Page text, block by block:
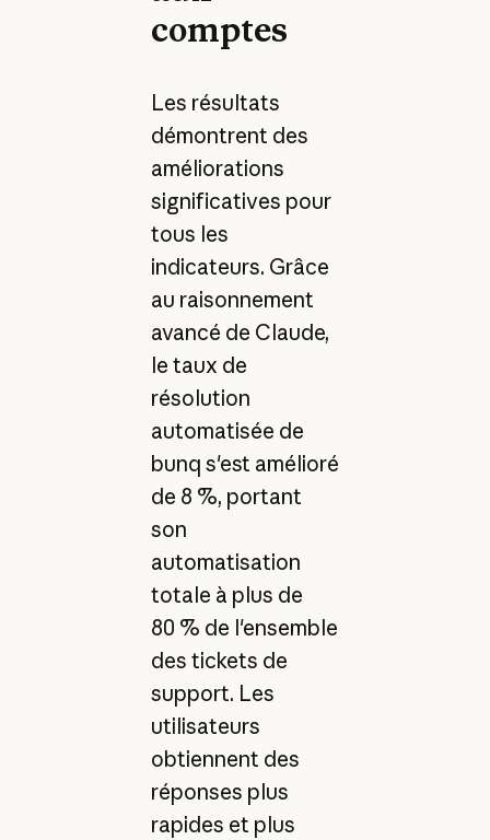
comptes
Les résultats
démontrent des
améliorations
significatives pour
tous les
indicateurs. Grâce
au raisonnement
avancé de Claude,
le taux de
résolution
automatisée de
bunq s'est amélioré
de 8 %, portant
son
automatisation
totale à plus de
80 % de l'ensemble
des tickets de
support. Les
utilisateurs
obtiennent des
réponses plus
rapides et plus